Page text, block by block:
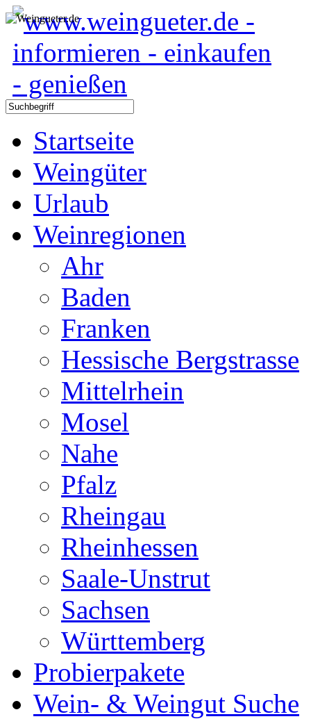
Startseite
Weingüter
Urlaub
Weinregionen
Ahr
Baden
Franken
Hessische Bergstrasse
Mittelrhein
Mosel
Nahe
Pfalz
Rheingau
Rheinhessen
Saale-Unstrut
Sachsen
Württemberg
Probierpakete
Wein- & Weingut Suche